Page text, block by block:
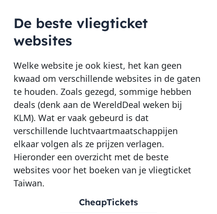
De beste vliegticket
websites
Welke website je ook kiest, het kan geen
kwaad om verschillende websites in de gaten
te houden. Zoals gezegd, sommige hebben
deals (denk aan de WereldDeal weken bij
KLM). Wat er vaak gebeurd is dat
verschillende luchtvaartmaatschappijen
elkaar volgen als ze prijzen verlagen.
Hieronder een overzicht met de beste
websites voor het boeken van je vliegticket
Taiwan.
CheapTickets